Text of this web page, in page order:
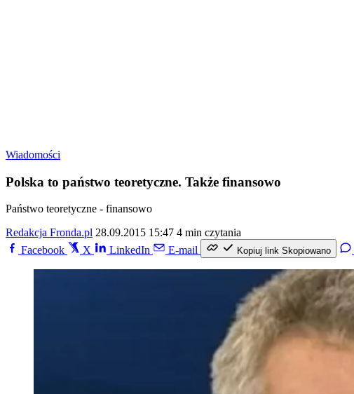
Wiadomości
Polska to państwo teoretyczne. Także finansowo
Państwo teoretyczne - finansowo
Redakcja Fronda.pl 28.09.2015 15:47 4 min czytania
Facebook
X LinkedIn E-mail Kopiuj link Skopiowano